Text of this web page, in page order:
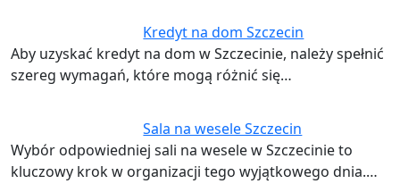
Kredyt na dom Szczecin
Aby uzyskać kredyt na dom w Szczecinie, należy spełnić
szereg wymagań, które mogą różnić się…
Sala na wesele Szczecin
Wybór odpowiedniej sali na wesele w Szczecinie to
kluczowy krok w organizacji tego wyjątkowego dnia.…